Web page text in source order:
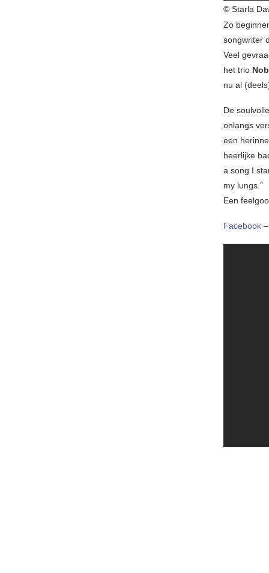
© Starla
Zo
songwriter
Veel
het trio
nu al
De
onlangs
een
heerlijke
a song I
my lungs.”
Een
Facebook –